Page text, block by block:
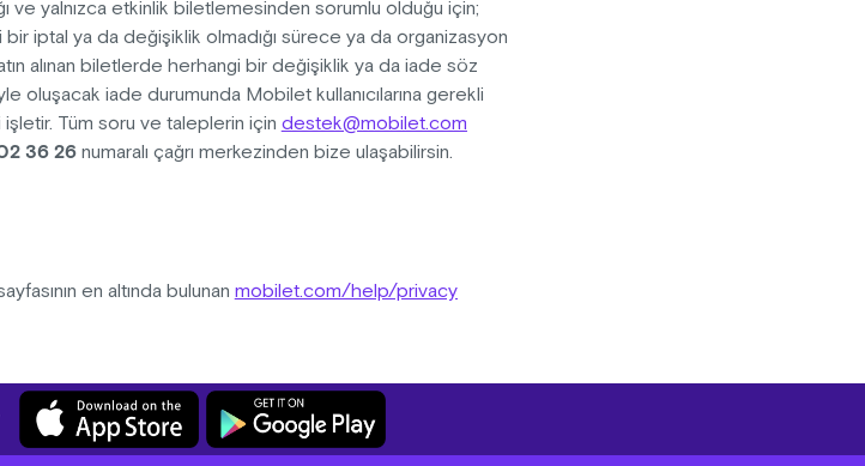
ve yalnızca etkinlik biletlemesinden sorumlu olduğu için;
iptal ya da değişiklik olmadığı sürece ya da organizasyon
satın alınan biletlerde herhangi bir değişiklik ya da iade söz
oluşacak iade durumunda Mobilet kullanıcılarına gerekli
Tüm soru ve taleplerin için destek@mobilet.com
36 26numaralı çağrı merkezinden bize ulaşabilirsin.
en altında bulunan mobilet.com/help/privacy